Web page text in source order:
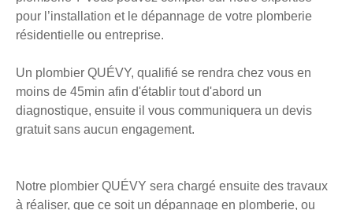
pour l’installation et le dépannage de votre plomberie
résidentielle ou entreprise.
Un plombier QUÉVY, qualifié se rendra chez vous en
moins de 45min afin d'établir tout d'abord un
diagnostique, ensuite il vous communiquera un devis
gratuit sans aucun engagement.
Notre plombier QUÉVY sera chargé ensuite des travaux
à réaliser, que ce soit un dépannage en plomberie, ou